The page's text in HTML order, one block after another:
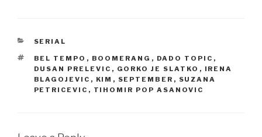
e
b
o
o
er
CATEGORIES
SERIAL
TAGS
BEL TEMPO , BOOMERANG , DADO TOPIC ,
DUSAN PRELEVIC , GORKO JE SLATKO , IRENA
BLAGOJEVIC , KIM , SEPTEMBER , SUZANA
PETRICEVIC , TIHOMIR POP ASANOVIC